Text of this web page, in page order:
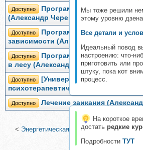
Мы тоже решили
этому уровню
Все детали и
Идеальный повод
настроению: что-
приготовить или
штуку, пока кот
процесс.
На короткое
достать редкие
Подробности ТУТ
Доступно
Программа отдыха для
(Александр Черепанов)
Доступно
Программа избавления от
зависимости (Александр Черепанов)
Доступно
Программа для
в лесу (Александр Черепанов)
Доступно
[Университет гипноза]
психотерапевтическая программа
Доступно Лечение заикания
< Энергетическая защита (Сергей
(Ленни Россоловски)